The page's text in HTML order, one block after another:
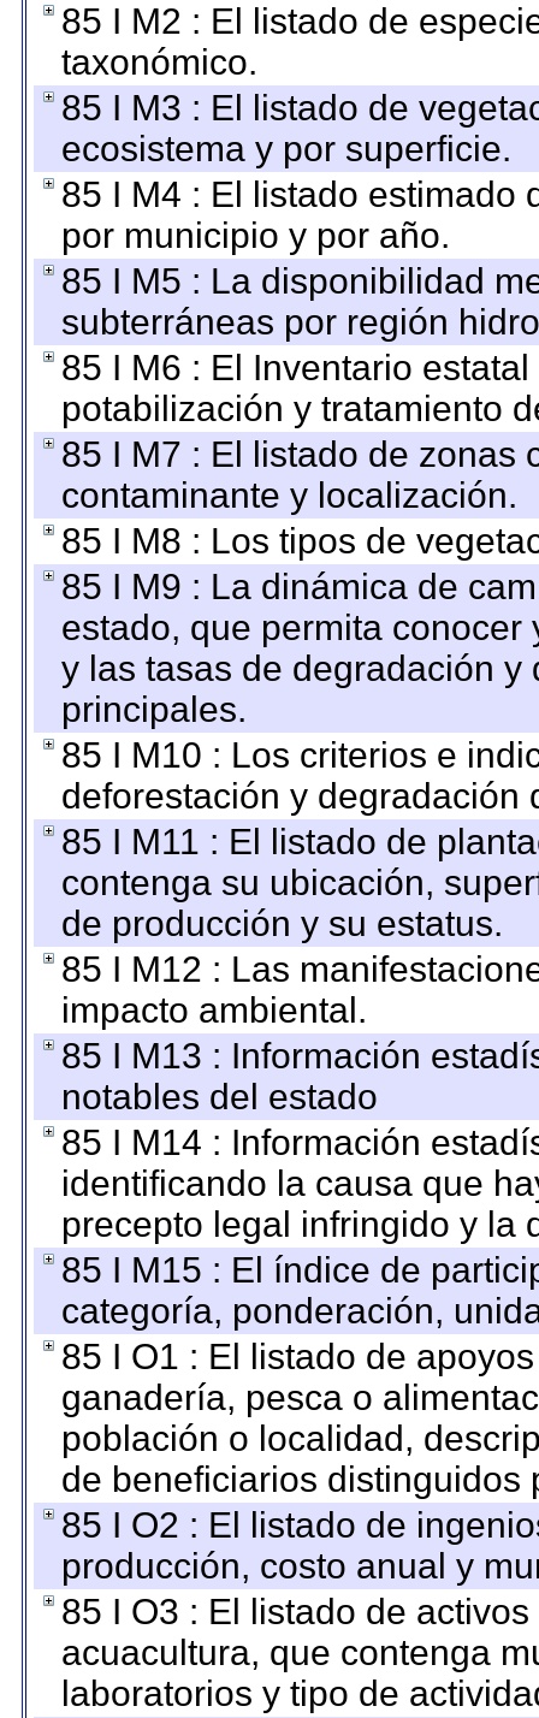
85 I M2 : El listado de
taxonómico.
85 I M3 : El listado de
ecosistema y por superficie.
85 I M4 : El listado estimado
por municipio y por año.
85 I M5 : La disponibilidad
subterráneas por región
85 I M6 : El Inventario
potabilización y tratamiento
85 I M7 : El listado de zonas
contaminante y localización.
85 I M8 : Los tipos de
85 I M9 : La dinámica de
estado, que permita
y las tasas de degradación
principales.
85 I M10 : Los criterios e
deforestación y degradación
85 I M11 : El listado de
contenga su ubicación,
de producción y su estatus.
85 I M12 : Las
impacto ambiental.
85 I M13 : Información
notables del estado
85 I M14 : Información
identificando la causa que
precepto legal infringido y la
85 I M15 : El índice de
categoría, ponderación,
85 I O1 : El listado de
ganadería, pesca o
población o localidad,
de beneficiarios distinguidos
85 I O2 : El listado de
producción, costo anual y
85 I O3 : El listado de
acuacultura, que contenga
laboratorios y tipo de